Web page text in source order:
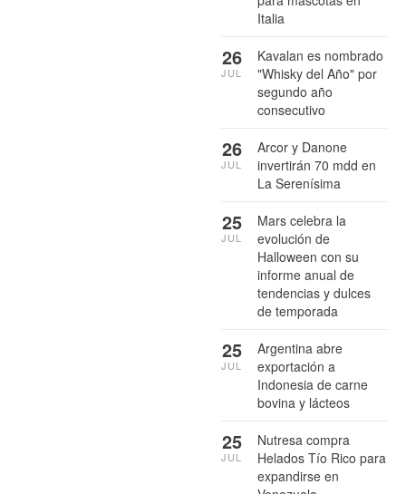
Italia
Kavalan es nombrado
"Whisky del Año" por
segundo año
consecutivo
26
JUL
Arcor y Danone
invertirán 70 mdd en
La Serenísima
26
JUL
Mars celebra la
evolución de
Halloween con su
informe anual de
tendencias y dulces
de temporada
25
JUL
Argentina abre
exportación a
Indonesia de carne
bovina y lácteos
25
JUL
Nutresa compra
Helados Tío Rico para
expandirse en
25
JUL